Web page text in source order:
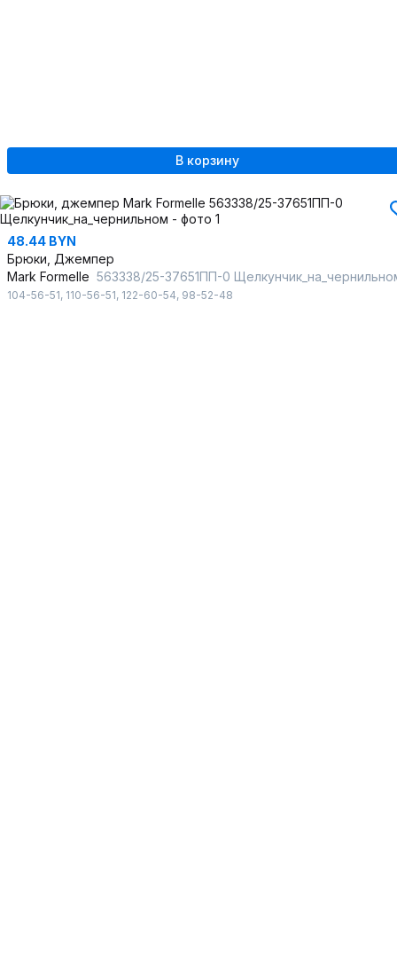
В корзину
48.44 BYN
Брюки, Джемпер
Mark Formelle 563338/25-37651ПП-0
104-56-51, 110-56-51, 122-60-54, 98-52-48